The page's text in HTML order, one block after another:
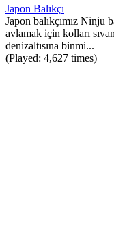
Japon Balıkçı
Japon balıkçımız Ninju
avlamak için kolları
denizaltısına binmi...
(Played: 4,627 times)